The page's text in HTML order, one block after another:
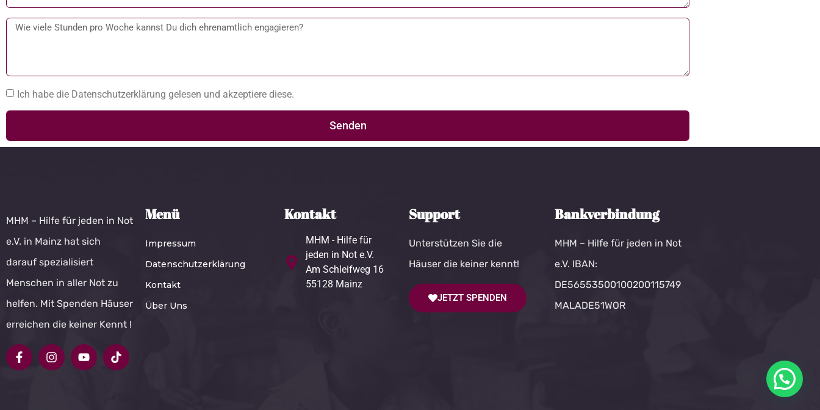
Ich habe die Datenschutzerklärung gelesen und akzeptiere diese.
Senden
MHM – Hilfe für jeden in Not
e.V. in Mainz hat sich
darauf spezialisiert
Menschen in aller Not zu
helfen. Mit Spenden Häuser
erreichen die keiner Kennt !
Menü
Impressum
Datenschutzerklärung
Kontakt
Über Uns
Kontakt
MHM - Hilfe für
jeden in Not e.V.
Am Schleifweg 16
55128 Mainz
Support
Unterstützen Sie die
Häuser die keiner kennt!
JETZT SPENDEN
Bankverbindung
MHM – Hilfe für jeden in Not
e.V. IBAN:
DE56553500100200115749
MALADE51WOR